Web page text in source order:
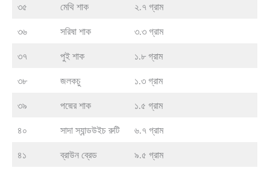
৩৫ মেথি শাক ২.৭ গ্রাম
৩৬ সরিষা শাক ৩.৩ গ্রাম
৩৭ পুই শাক ১.৮ গ্রাম
৩৮ জলকচু ১.৩ গ্রাম
৩৯ পদ্মের শাক ১.৫ গ্রাম
৪০ সাদা স্যান্ডউইচ রুটি ৬.৭ গ্রাম
৪১ ব্রাউন ব্রেড ৯.৫ গ্রাম